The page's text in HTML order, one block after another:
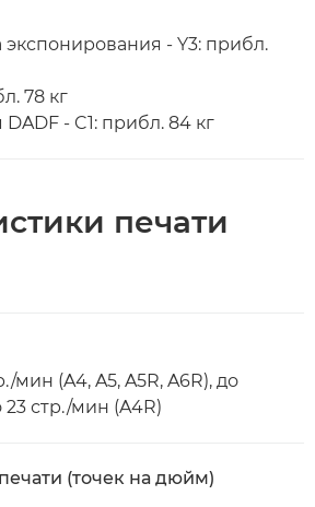
- Y3: прибл.
78 кг
- C1: прибл. 84 кг
печати
мин (A4, A5, A5R, A6R), до
23 стр./мин (A4R)
(точек на дюйм)